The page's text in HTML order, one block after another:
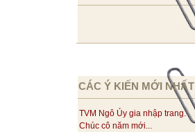
CÁC Ý KIẾN MỚI NHẤT
TVM Ngô Úy gia nhập trang.
Chúc cô năm mới...